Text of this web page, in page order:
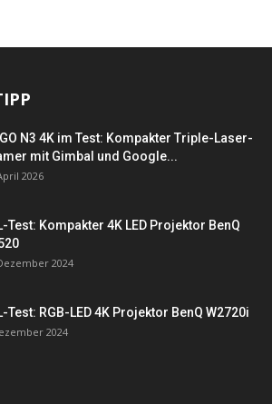
N3 4K im Test: Kompakter Triple-Laser-
mit Gimbal und Google...
2026
Test: Kompakter 4K LED Projektor BenQ
2024
Test: RGB-LED 4K Projektor BenQ W2720i
2024